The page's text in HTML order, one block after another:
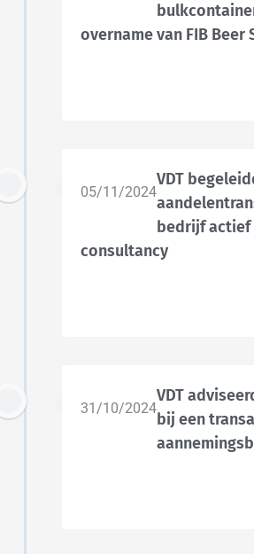
overname van FIB Beer
05/11/2024
VDT
bedrijf actief
consultancy
31/10/2024
VDT
bij een